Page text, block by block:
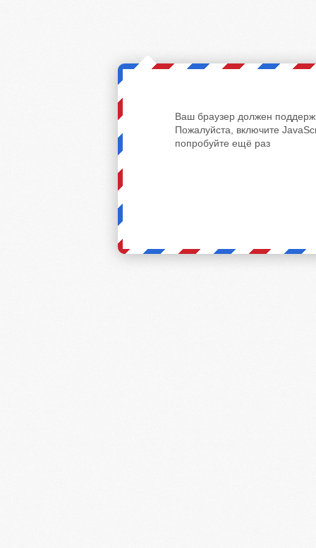
Ваш браузер должен
Пожалуйста, включите
попробуйте ещё раз